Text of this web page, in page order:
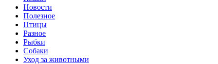
Новости
Полезное
Птицы
Разное
Рыбки
Собаки
Уход за животными